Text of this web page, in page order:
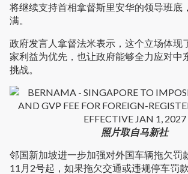
将继续支持首相拿督斯里安华的领导班底
满。
政府发言人拿督法米表示，这个立场体现
家利益为优先，也让政府能够全力应对中
挑战。
照片取自马新社
邻国新加坡进一步加强对外国车辆拖欠罚
11月2号起，如果拖欠交通或违规停车罚